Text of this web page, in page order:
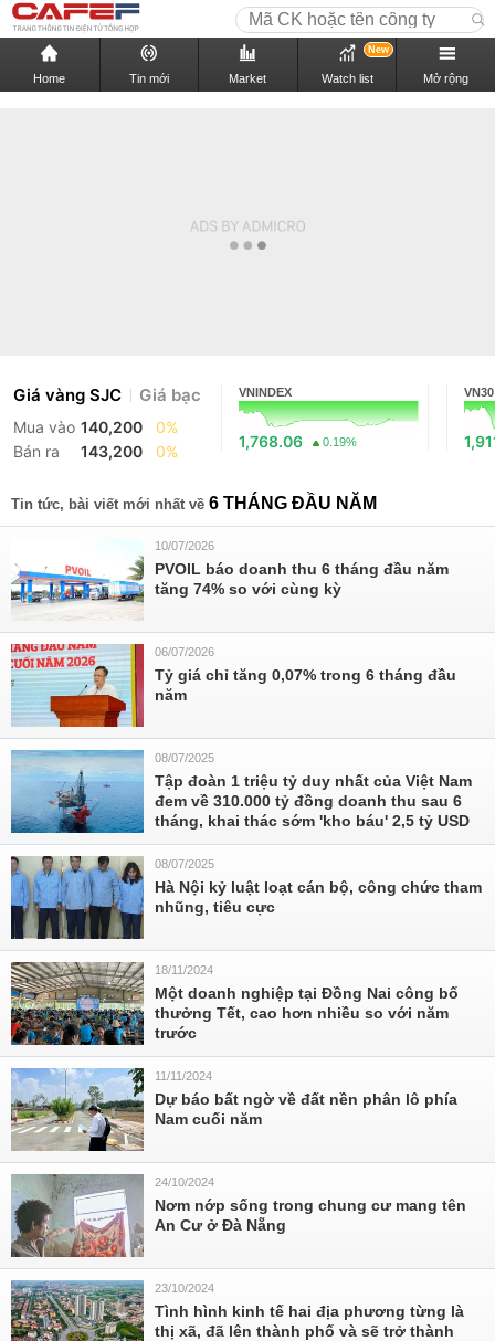
Home Tin mới Market Watch list
New
Mở rộng
Giá vàng SJC Giá bạc
Mua vào 140,200
0%
Bán ra
143,200 0%
VNINDEX
1,768.06 0.19%
VN30
Tin tức, bài viết mới nhất về 6 THÁNG ĐẦU NĂM
10/07/2026
PVOIL báo doanh thu 6 tháng đầu năm
tăng 74% so với cùng kỳ
06/07/2026
Tỷ giá chỉ tăng 0,07% trong 6 tháng đầu
năm
08/07/2025
Tập đoàn 1 triệu tỷ duy nhất của Việt Nam
đem về 310.000 tỷ đồng doanh thu sau 6
tháng, khai thác sớm 'kho báu' 2,5 tỷ USD
08/07/2025
Hà Nội kỷ luật loạt cán bộ, công chức tham
nhũng, tiêu cực
18/11/2024
Một doanh nghiệp tại Đồng Nai công bố
thưởng Tết, cao hơn nhiều so với năm
trước
11/11/2024
Dự báo bất ngờ về đất nền phân lô phía
Nam cuối năm
24/10/2024
Nơm nớp sống trong chung cư mang tên
An Cư ở Đà Nẵng
23/10/2024
Tình hình kinh tế hai địa phương từng là
thị xã, đã lên thành phố và sẽ trở thành